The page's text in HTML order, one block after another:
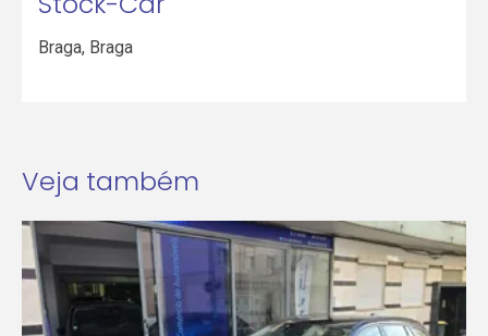
Braga, Braga
Veja também